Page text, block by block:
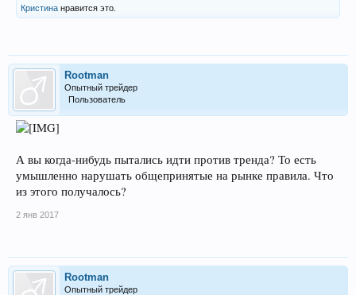
Кристина нравится это.
Rootman
Опытный трейдер
Пользователь
А вы когда-нибудь пытались идти против тренда? То есть
умышленно нарушать общепринятые на рынке правила. Что
из этого получалось?
2 янв 2017
Rootman
Опытный трейдер